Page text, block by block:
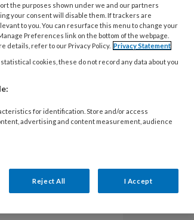
over
Zo vind
over
in de
Filter
3d-print
aangepast
Toon
the purposes shown under we and our partners
your consent will disable them. If trackers are
to you. You can resurface this menu to change your
Preferences link on the bottom of the webpage.
details, refer to our Privacy Policy. Privacy Statement
cookies, these do not record any data about you
for identification. Store and/or access
advertising and content measurement, audience
Reject All I Accept